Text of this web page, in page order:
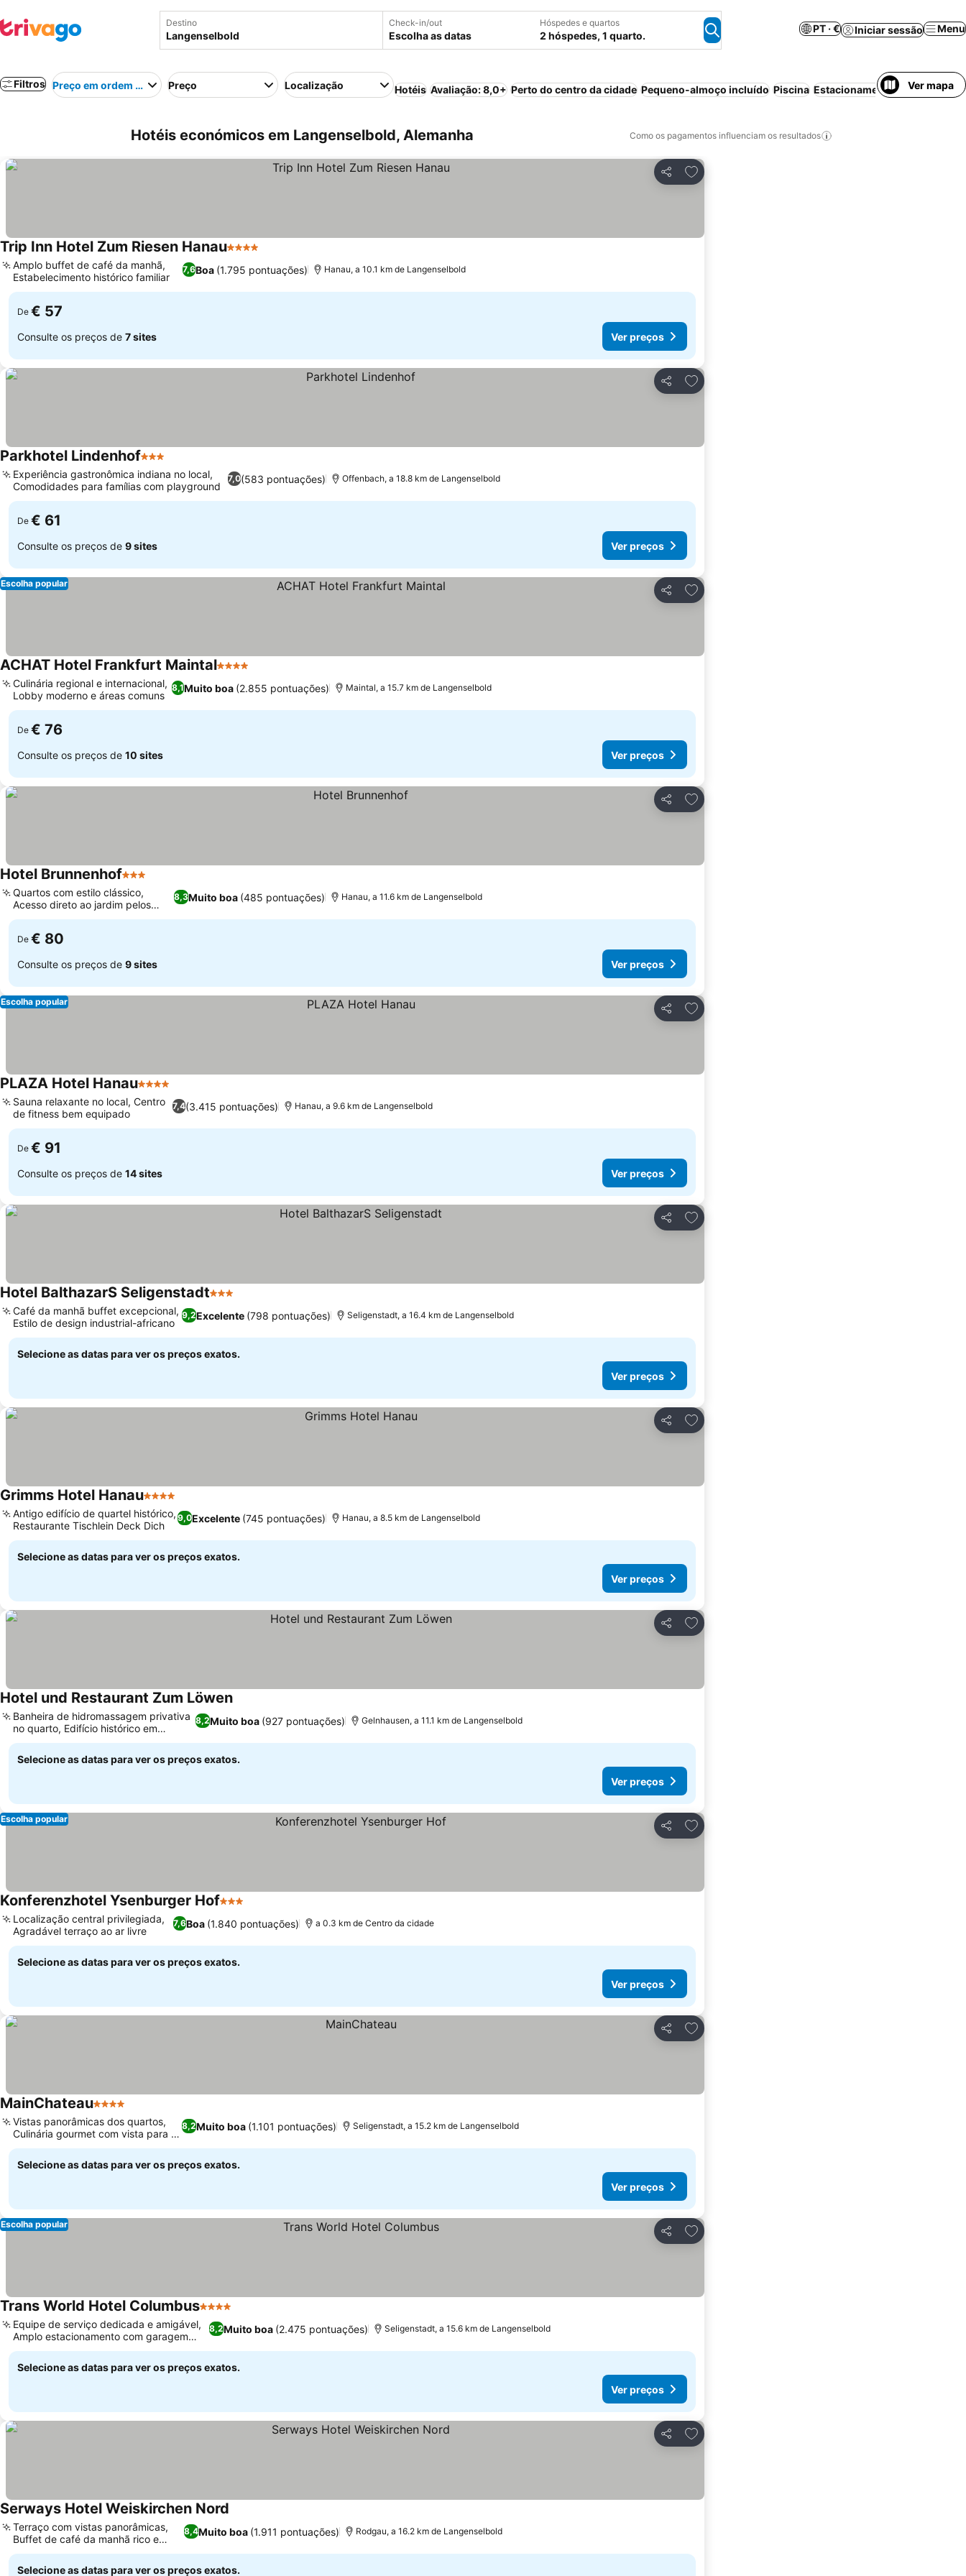
Destino Check-in/out
Escolha as datas
Hóspedes e quartos
2 hóspedes, 1 quarto.
PT · € Iniciar sessão Menu
Filtros Preço em ordem crescentePreço Localização Hotéis Avaliação: 8,0+ Perto do centro da cidade Pequeno-almoço incluído Piscina Estacionamento Aparthotel
Ver mapa
Hotéis económicos em Langenselbold, Alemanha Como os pagamentos influenciam os resultados
Partilhar
Adicionar aos favoritos
Trip Inn Hotel Zum Riesen Hanau4 Estrelas
7,6Boa (1.795 pontuações)
Amplo buffet de café da manhã,
Estabelecimento histórico familiar
Hanau, a 10.1 km de Langenselbold
De € 57
Consulte os preços de 7 sites Ver preços
Partilhar
Adicionar aos favoritos
Parkhotel Lindenhof3 Estrelas
7,0(583 pontuações)
Experiência gastronômica indiana no local,
Comodidades para famílias com playground
Offenbach, a 18.8 km de Langenselbold
De € 61
Consulte os preços de 9 sites Ver preços
Partilhar
Adicionar aos favoritos
Escolha popular
ACHAT Hotel Frankfurt Maintal4 Estrelas
8,1Muito boa (2.855 pontuações)
Culinária regional e internacional,
Lobby moderno e áreas comuns
Maintal, a 15.7 km de Langenselbold
De € 76
Consulte os preços de 10 sites Ver preços
Partilhar
Adicionar aos favoritos
Hotel Brunnenhof3 Estrelas
8,3Muito boa (485 pontuações)
Quartos com estilo clássico,
Acesso direto ao jardim pelos
quartos
Hanau, a 11.6 km de Langenselbold
De € 80
Consulte os preços de 9 sites Ver preços
Partilhar
Adicionar aos favoritos
Escolha popular
PLAZA Hotel Hanau4 Estrelas
7,4(3.415 pontuações)
Sauna relaxante no local, Centro
de fitness bem equipado
Hanau, a 9.6 km de Langenselbold
De € 91
Consulte os preços de 14 sites Ver preços
Partilhar
Adicionar aos favoritos
Hotel BalthazarS Seligenstadt3 Estrelas
9,2Excelente (798 pontuações)
Café da manhã buffet excepcional,
Estilo de design industrial-africano
Seligenstadt, a 16.4 km de Langenselbold
Selecione as datas para ver os preços exatos.
Ver preços
Partilhar
Adicionar aos favoritos
Grimms Hotel Hanau4 Estrelas
9,0Excelente (745 pontuações)
Antigo edifício de quartel histórico,
Restaurante Tischlein Deck Dich
Hanau, a 8.5 km de Langenselbold
Selecione as datas para ver os preços exatos.
Ver preços
Partilhar
Adicionar aos favoritos
Hotel und Restaurant Zum Löwen
8,2Muito boa (927 pontuações)
Banheira de hidromassagem privativa
no quarto, Edifício histórico em
enxaimel
Gelnhausen, a 11.1 km de Langenselbold
Selecione as datas para ver os preços exatos.
Ver preços
Partilhar
Adicionar aos favoritos
Escolha popular
Konferenzhotel Ysenburger Hof3 Estrelas
7,6Boa (1.840 pontuações)
Localização central privilegiada,
Agradável terraço ao ar livre
a 0.3 km de Centro da cidade
Selecione as datas para ver os preços exatos.
Ver preços
Partilhar
Adicionar aos favoritos
MainChateau4 Estrelas
8,2Muito boa (1.101 pontuações)
Vistas panorâmicas dos quartos,
Culinária gourmet com vista para o
rio
Seligenstadt, a 15.2 km de Langenselbold
Selecione as datas para ver os preços exatos.
Ver preços
Partilhar
Adicionar aos favoritos
Escolha popular
Trans World Hotel Columbus4 Estrelas
8,2Muito boa (2.475 pontuações)
Equipe de serviço dedicada e amigável,
Amplo estacionamento com garagem
subterrânea
Seligenstadt, a 15.6 km de Langenselbold
Selecione as datas para ver os preços exatos.
Ver preços
Partilhar
Adicionar aos favoritos
Serways Hotel Weiskirchen Nord
8,4Muito boa (1.911 pontuações)
Terraço com vistas panorâmicas,
Buffet de café da manhã rico e
variado
Rodgau, a 16.2 km de Langenselbold
Selecione as datas para ver os preços exatos.